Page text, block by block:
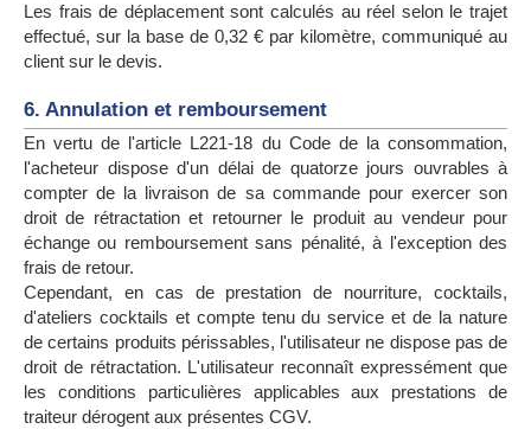
Les frais de déplacement sont calculés au réel selon le trajet
effectué, sur la base de 0,32 € par kilomètre, communiqué au
client sur le devis.
6. Annulation et remboursement
En vertu de l'article L221-18 du Code de la consommation,
l'acheteur dispose d'un délai de quatorze jours ouvrables à
compter de la livraison de sa commande pour exercer son
droit de rétractation et retourner le produit au vendeur pour
échange ou remboursement sans pénalité, à l'exception des
frais de retour.
Cependant, en cas de prestation de nourriture, cocktails,
d'ateliers cocktails et compte tenu du service et de la nature
de certains produits périssables, l'utilisateur ne dispose pas de
droit de rétractation. L'utilisateur reconnaît expressément que
les conditions particulières applicables aux prestations de
traiteur dérogent aux présentes CGV.